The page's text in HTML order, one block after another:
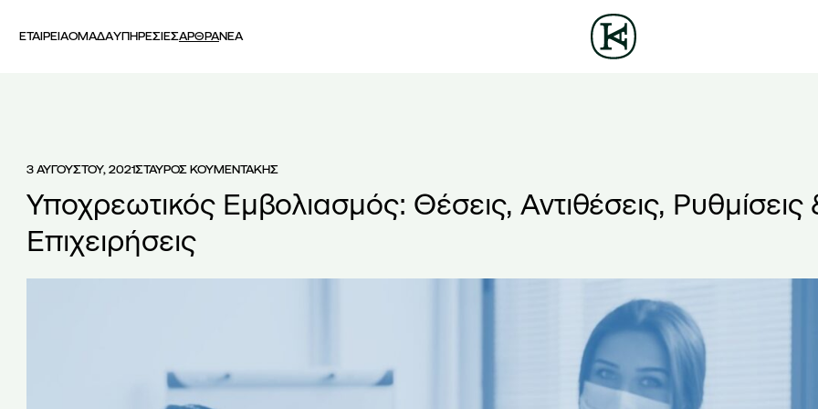
ΕΤΑΙΡΕΙΑΟΜΑΔΑΥΠΗΡΕΣΙΕΣΑΡΘΡΑΝΕΑ
3 ΑΥΓΟΥΣΤΟΥ, 2021ΣΤΑΥΡΟΣ ΚΟΥΜΕΝΤΑΚΗΣ
Υποχρεωτικός Εμβολιασμός: Θέσεις, Αντιθέσεις, Ρυθμίσεις
Επιχειρήσεις